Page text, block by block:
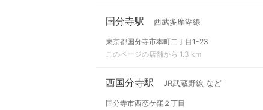
国分寺駅 西武多摩湖線
東京都国分寺市本町二丁目1-23
このページの店舗から 1.3 km
西国分寺駅 JR武蔵野線 など
国分寺市西恋ケ窪２丁目